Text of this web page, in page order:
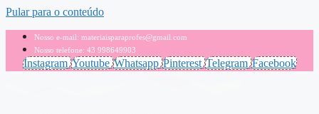
Pular para o conteúdo
Nosso e-mail: materiaisparaprofes@gmail.com
Nosso telefone: 43 998649903
Instagram Youtube Whatsapp Pinterest Telegram Facebook